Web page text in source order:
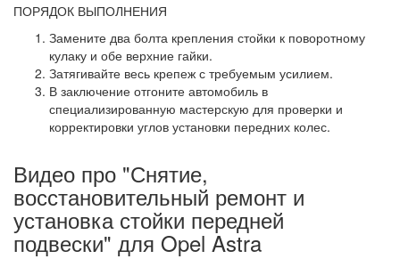
ПОРЯДОК ВЫПОЛНЕНИЯ
Замените два болта крепления стойки к поворотному
кулаку и обе верхние гайки.
Затягивайте весь крепеж с требуемым усилием.
В заключение отгоните автомобиль в
специализированную мастерскую для проверки и
корректировки углов установки передних колес.
Видео про "Снятие,
восстановительный ремонт и
установка стойки передней
подвески" для Opel Astra